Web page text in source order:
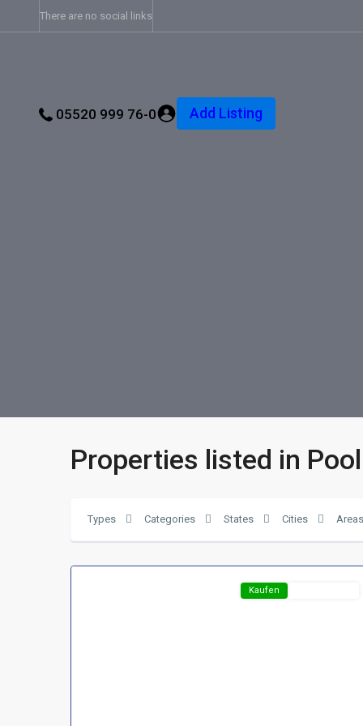
There are no social links
05520 999 76-0 Add Listing
Properties listed in Pool
Types Categories States Cities Areas
Region
D-
Kaufen